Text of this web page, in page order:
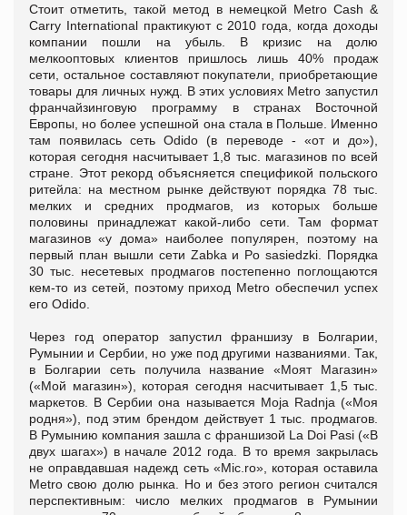
Стоит отметить, такой метод в немецкой Metro Cash &
Carry International практикуют с 2010 года, когда доходы
компании пошли на убыль. В кризис на долю
мелкооптовых клиентов пришлось лишь 40% продаж
сети, остальное составляют покупатели, приобретающие
товары для личных нужд. В этих условиях Metro запустил
франчайзинговую программу в странах Восточной
Европы, но более успешной она стала в Польше. Именно
там появилась сеть Odido (в переводе - «от и до»),
которая сегодня насчитывает 1,8 тыс. магазинов по всей
стране. Этот рекорд объясняется спецификой польского
ритейла: на местном рынке действуют порядка 78 тыс.
мелких и средних продмагов, из которых больше
половины принадлежат какой-либо сети. Там формат
магазинов «у дома» наиболее популярен, поэтому на
первый план вышли сети Zabka и Po sasiedzki. Порядка
30 тыс. несетевых продмагов постепенно поглощаются
кем-то из сетей, поэтому приход Metro обеспечил успех
его Odido.
Через год оператор запустил франшизу в Болгарии,
Румынии и Сербии, но уже под другими названиями. Так,
в Болгарии сеть получила название «Моят Магазин»
(«Мой магазин»), которая сегодня насчитывает 1,5 тыс.
маркетов. В Сербии она называется Moja Radnja («Моя
родня»), под этим брендом действует 1 тыс. продмагов.
В Румынию компания зашла с франшизой La Doi Pasi («В
двух шагах») в начале 2012 года. В то время закрылась
не оправдавшая надежд сеть «Mic.ro», которая оставила
Metro свою долю рынка. Но и без этого регион считался
перспективным: число мелких продмагов в Румынии